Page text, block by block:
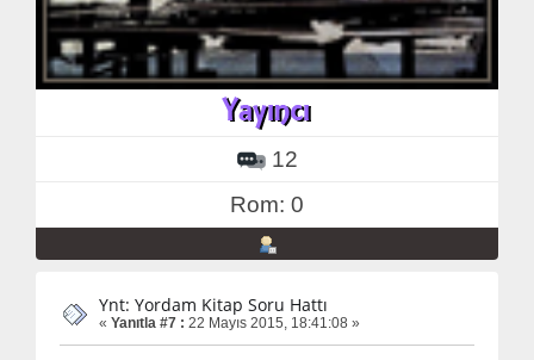
12
Rom: 0
Ynt: Yordam Kitap Soru Hattı
« Yanıtla #7 : 22 Mayıs 2015, 18:41:08 »